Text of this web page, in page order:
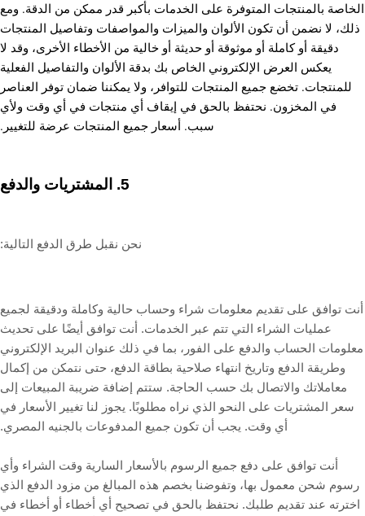
الخاصة بالمنتجات المتوفرة على الخدمات بأكبر قدر ممكن من الدقة. ومع
ذلك، لا نضمن أن تكون الألوان والميزات والمواصفات وتفاصيل المنتجات
دقيقة أو كاملة أو موثوقة أو حديثة أو خالية من الأخطاء الأخرى، وقد لا
يعكس العرض الإلكتروني الخاص بك بدقة الألوان والتفاصيل الفعلية
للمنتجات. تخضع جميع المنتجات للتوافر، ولا يمكننا ضمان توفر العناصر
في المخزون. نحتفظ بالحق في إيقاف أي منتجات في أي وقت ولأي
سبب. أسعار جميع المنتجات عرضة للتغيير.
5. المشتريات والدفع
نحن نقبل طرق الدفع التالية:
أنت توافق على تقديم معلومات شراء وحساب حالية وكاملة ودقيقة لجميع
عمليات الشراء التي تتم عبر الخدمات. أنت توافق أيضًا على تحديث
معلومات الحساب والدفع على الفور، بما في ذلك عنوان البريد الإلكتروني
وطريقة الدفع وتاريخ انتهاء صلاحية بطاقة الدفع، حتى نتمكن من إكمال
معاملاتك والاتصال بك حسب الحاجة. ستتم إضافة ضريبة المبيعات إلى
سعر المشتريات على النحو الذي نراه مطلوبًا. يجوز لنا تغيير الأسعار في
أي وقت. يجب أن تكون جميع المدفوعات بالجنيه المصري.
أنت توافق على دفع جميع الرسوم بالأسعار السارية وقت الشراء وأي
رسوم شحن معمول بها، وتفوضنا بخصم هذه المبالغ من مزود الدفع الذي
اخترته عند تقديم طلبك. نحتفظ بالحق في تصحيح أي أخطاء أو أخطاء في